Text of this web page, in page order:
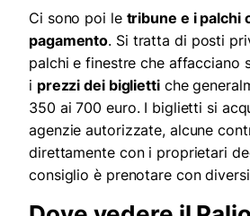
Ci sono poi le tribune e i palchi
pagamento. Si tratta di posti
palchi e finestre che affacciano
i prezzi dei bigliettiche
350 ai 700 euro. I biglietti si
agenzie autorizzate, alcune
direttamente con i proprietari
consiglio è prenotare con